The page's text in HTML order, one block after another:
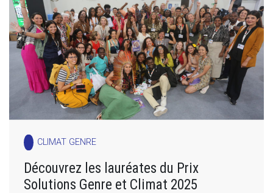
CLIMAT GENRE
Découvrez les lauréates du Prix
Solutions Genre et Climat 2025